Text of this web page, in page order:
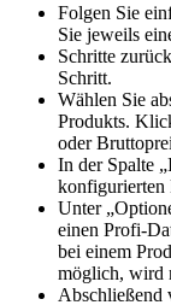
Folgen Sie
Sie jeweils
Schritte
Schritt.
Wählen Sie
Produkts.
oder
In der Spalte
konfigurierten
Unter
einen Profi-
bei einem
möglich, wird
Abschließend